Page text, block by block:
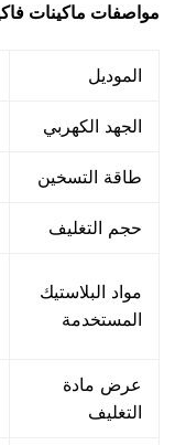
مواصفات ماكينات
الموديل
الجهد الكهربي
طاقة التسخين
حجم التغليف
مواد البلاستيك
المستخدمة
عرض مادة
التغليف